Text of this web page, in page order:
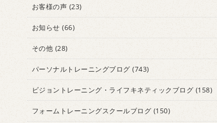
お客様の声 (23)
お知らせ (66)
その他 (28)
パーソナルトレーニングブログ (743)
ビジョントレーニング・ライフキネティックブログ (158)
フォームトレーニングスクールブログ(150)